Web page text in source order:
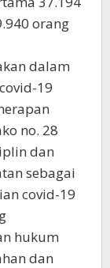
orang
dalam
19
no. 28
dan
sebagai
covid-19
hukum
dan